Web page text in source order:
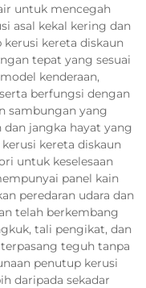
untuk mencegah
asal kekal kering dan
kereta diskaun
tepat yang sesuai
kenderaan,
berfungsi dengan
sambungan yang
jangka hayat yang
kereta diskaun
untuk keselesaan
panel kain
peredaran udara dan
telah berkembang
tali pengikat, dan
teguh tanpa
penutup kerusi
daripada sekadar